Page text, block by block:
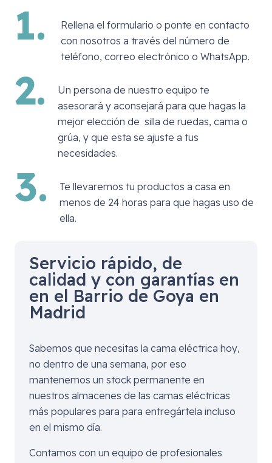
1.
Rellena el formulario o ponte en contacto
con nosotros a través del número de
teléfono, correo electrónico o WhatsApp.
2.
Un persona de nuestro equipo te
asesorará y aconsejará para que hagas la
mejor elección de silla de ruedas, cama o
grúa, y que esta se ajuste a tus
necesidades.
3.
Te llevaremos tu productos a casa en
menos de 24 horas para que hagas uso de
ella.
Servicio rápido, de
calidad y con garantías en
en el Barrio de Goya en
Madrid
Sabemos que necesitas la cama eléctrica hoy,
no dentro de una semana, por eso
mantenemos un stock permanente en
nuestros almacenes de las camas eléctricas
más populares para para entregártela incluso
en el mismo día.
Contamos con un equipo de profesionales